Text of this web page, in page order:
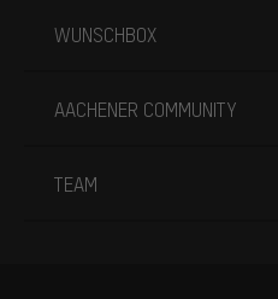
WUNSCHBOX
AACHENER COMMUNITY
TEAM